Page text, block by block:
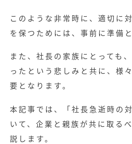
このような非常時に、適切に
を保つためには、事前に準備
また、社長の家族にとっても
ったという悲しみと共に、様
要となります。
本記事では、「社長急逝時の
いて、企業と親族が共に取る
説します。